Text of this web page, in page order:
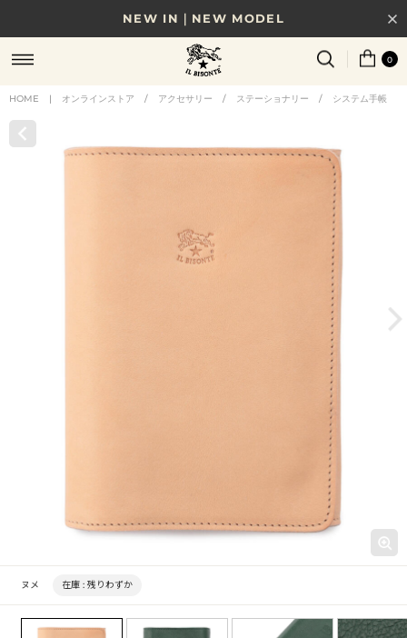
NEW IN｜NEW MODEL
8/17(月)10時まで｜税込11,000円以上で送料無料
贈る相手やシーンから選べる、新しいギフトガイド
0
HOME | オンラインストア / アクセサリー / ステーショナリー / システム手帳
ヌメ 在庫 : 残りわずか